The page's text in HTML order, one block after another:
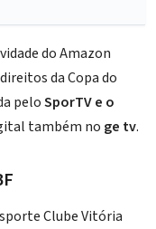
do Amazon
da Copa do
peloSporTV e o
também no ge tv.
Clube Vitória